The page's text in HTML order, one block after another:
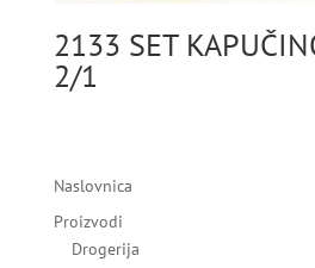
2133 SET
2/1
Naslovnica
Proizvodi
Drogerija